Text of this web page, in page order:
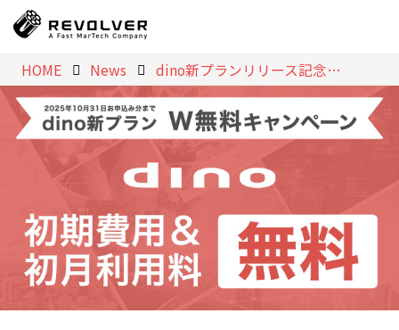
HOME News dino新プランリリース記念！ 初期費用と初月利用料が無料になる「dino新プラン・W無料キャンペーン」をスタート 〜2025年10月1日予定の新プランリリースを記念し、期間限定の特別キャンペーンを実施〜